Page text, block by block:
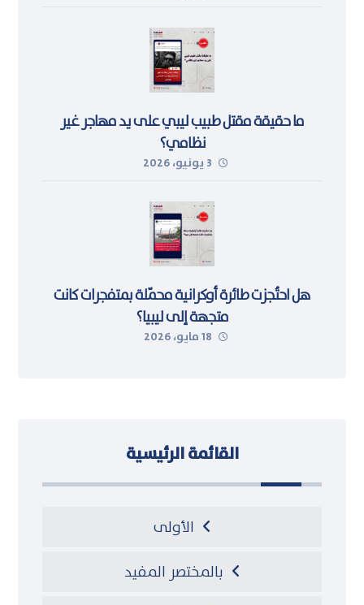
ما حقيقة مقتل طبيب ليبي على يد مهاجر غير
نظامي؟
3 يونيو، 2026
هل احتُجزت طائرة أوكرانية محمّلة بمتفجرات كانت
متجهة إلى ليبيا؟
18 مايو، 2026
القائمة الرئيسية
الأولى
بالمختصر المفيد